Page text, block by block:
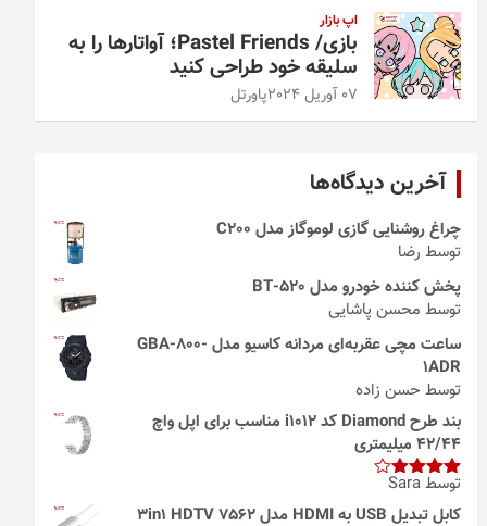
اپ بازار
بازی/ Pastel Friends؛ آواتارها را به
سلیقه خود طراحی کنید
07 آوریل 2024 پاورتل
آخرین دیدگاه‌ها
چراغ روشنایی گازی لوموگاز مدل C200
توسط رضا
پخش کننده خودرو مدل 520-BT
توسط محسن پاشایی
ساعت مچی عقربه‌ای مردانه کاسیو مدل GBA-800-
1ADR
توسط حسن زاده
بند طرح Diamond کد i1012 مناسب برای اپل واچ
42/44 میلیمتری
امتیاز4
از 5
توسط Sara
کابل تبدیل USB به HDMI مدل 3in1 HDTV 7562